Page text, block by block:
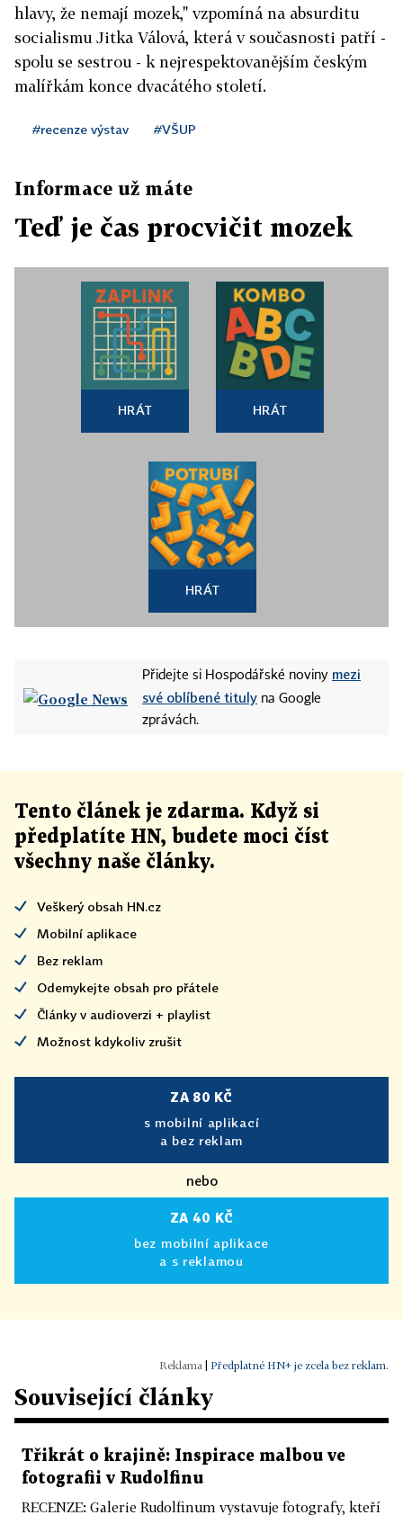
hlavy, že nemají mozek," vzpomíná na absurditu
socialismu Jitka Válová, která v současnosti patří -
spolu se sestrou - k nejrespektovanějším českým
malířkám konce dvacátého století.
#recenze výstav #VŠUP
Informace už máte
Teď je čas procvičit mozek
HRÁT HRÁT
HRÁT
Přidejte si Hospodářské noviny mezi
své oblíbené tituly na Google
zprávách.
Tento článek je zdarma. Když si
předplatíte HN, budete moci číst
všechny naše články.
Veškerý obsah HN.cz
Mobilní aplikace
Bez reklam
Odemykejte obsah pro přátele
Články v audioverzi + playlist
Možnost kdykoliv zrušit
ZA 80 KČ
s mobilní aplikací
a bez reklam
nebo
ZA 40 KČ
bez mobilní aplikace
a s reklamou
Předplatné HN+ je zcela bez reklam.
Související články
Třikrát o krajině: Inspirace malbou ve
fotografii v Rudolfinu
RECENZE: Galerie Rudolfinum vystavuje fotografy, kteří